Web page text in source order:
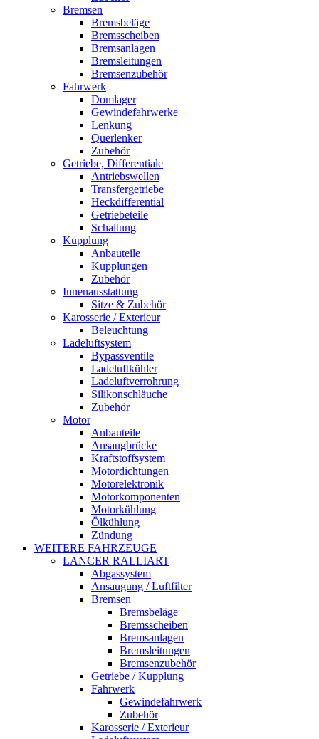
Bremsen
Bremsbeläge
Bremsscheiben
Bremsanlagen
Bremsleitungen
Bremsenzubehör
Fahrwerk
Domlager
Gewindefahrwerke
Lenkung
Querlenker
Zubehör
Getriebe, Differentiale
Antriebswellen
Transfergetriebe
Heckdifferential
Getriebeteile
Schaltung
Kupplung
Anbauteile
Kupplungen
Zubehör
Innenausstattung
Sitze & Zubehör
Karosserie / Exterieur
Beleuchtung
Ladeluftsystem
Bypassventile
Ladeluftkühler
Ladeluftverrohrung
Silikonschläuche
Zubehör
Motor
Anbauteile
Ansaugbrücke
Kraftstoffsystem
Motordichtungen
Motorelektronik
Motorkomponenten
Motorkühlung
Ölkühlung
Zündung
WEITERE FAHRZEUGE
LANCER RALLIART
Abgassystem
Ansaugung / Luftfilter
Bremsen
Bremsbeläge
Bremsscheiben
Bremsanlagen
Bremsleitungen
Bremsenzubehör
Getriebe / Kupplung
Fahrwerk
Gewindefahrwerk
Zubehör
Karosserie / Exterieur